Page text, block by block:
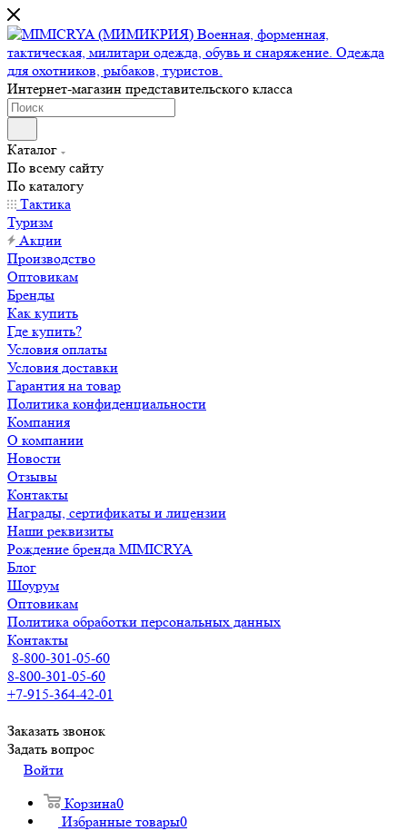
Интернет-магазин представительского класса
Каталог
По всему сайту
По каталогу
Тактика
Туризм
Акции
Производство
Оптовикам
Бренды
Как купить
Где купить?
Условия оплаты
Условия доставки
Гарантия на товар
Политика конфиденциальности
Компания
О компании
Новости
Отзывы
Контакты
Награды, сертификаты и лицензии
Наши реквизиты
Рождение бренда MIMICRYA
Блог
Шоурум
Оптовикам
Политика обработки персональных данных
Контакты
8-800-301-05-60
8-800-301-05-60
+7-915-364-42-01
Заказать звонок
Задать вопрос
Войти
Корзина0
Избранные товары0